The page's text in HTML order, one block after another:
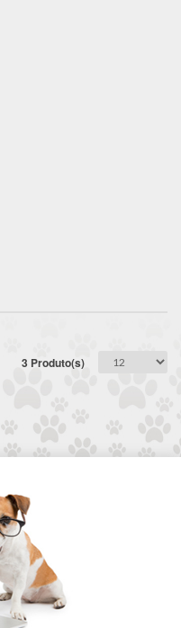
3 Produto(s)